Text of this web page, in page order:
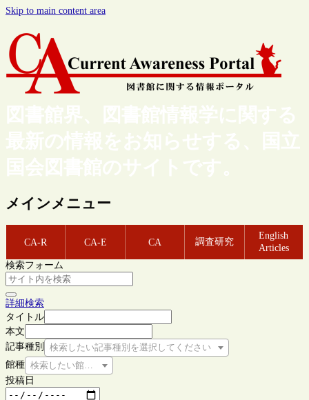
Skip to main content area
図書館界、図書館情報学に関する
最新の情報をお知らせする、国立
国会図書館のサイトです。
メインメニュー
CA-R CA-E CA 調査研究
English
Articles
検索フォーム
詳細検索
タイトル
本文
記事種別
検索したい記事種別を選択してください
館種 検索したい館種を選択してください
投稿日